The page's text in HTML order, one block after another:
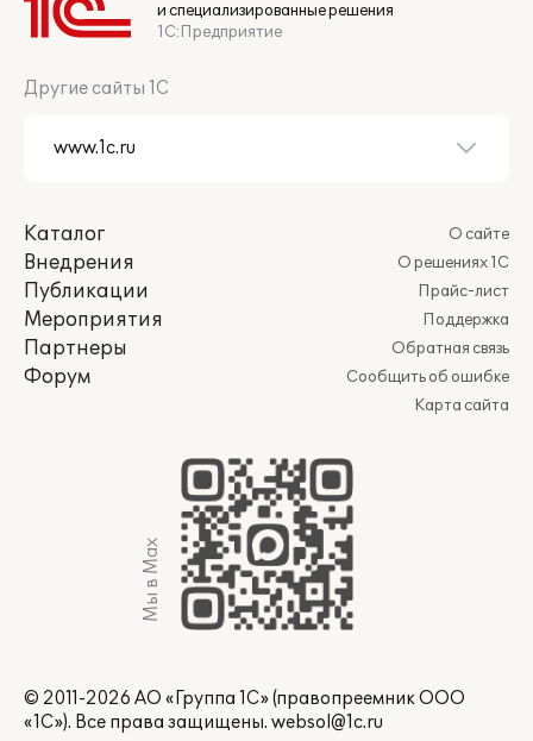
и специализированные решения
1С:Предприятие
Другие сайты 1С
Каталог
Внедрения
Публикации
Мероприятия
Партнеры
Форум
О сайте
О решениях 1С
Прайс-лист
Поддержка
Обратная связь
Сообщить об ошибке
Карта сайта
Мы в Max
© 2011-2026 АО «Группа 1С» (правопреемник ООО
«1С»). Все права защищены. websol@1c.ru